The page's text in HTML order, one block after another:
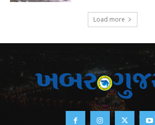
Load more